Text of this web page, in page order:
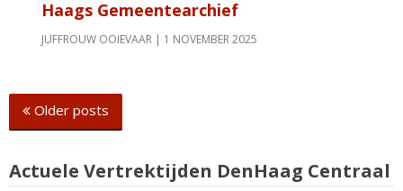
Haags Gemeentearchief
JUFFROUW OOIEVAAR 1 NOVEMBER 2025
navigation
Older posts
Actuele Vertrektijden DenHaag Centraal